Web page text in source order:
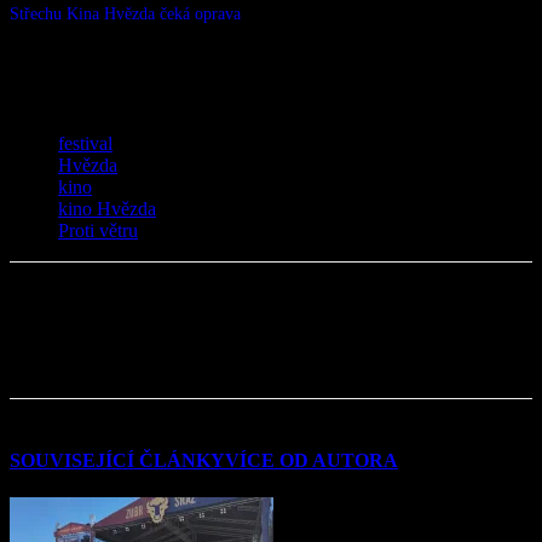
Střechu Kina Hvězda čeká oprava
festival
Hvězda
kino
kino Hvězda
Proti větru
SOUVISEJÍCÍ ČLÁNKYVÍCE OD AUTORA